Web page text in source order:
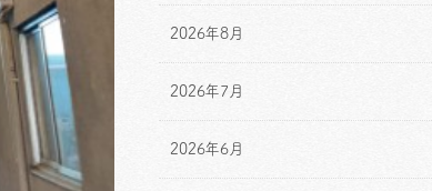
2026年8月
2026年7月
2026年6月